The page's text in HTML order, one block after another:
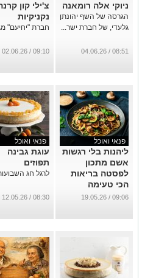
ניוקי אלה רומאנה
הגרסה של השף יהונתן
גלעדי, של חברת ישר...
08:51 / 04.06.26
צ'ילי קון
נקניקיות
חברת "יחיעם"
09:10 / 02.06.26
פנאי ואוכל
ליהנות בלי רגשות
אשם מתכון
לפסטה בריאות
הכי טעימה
שפגשתם
09:06 / 19.05.26
פנאי ואוכל
עוגת גבינה
תפוזים
לרגל חג
08:30 / 12.05.26